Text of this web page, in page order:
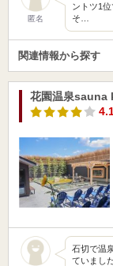
匿名
ントツ1
そ…
関連情報から探す
花園温泉sauna
石切で温
ていまし